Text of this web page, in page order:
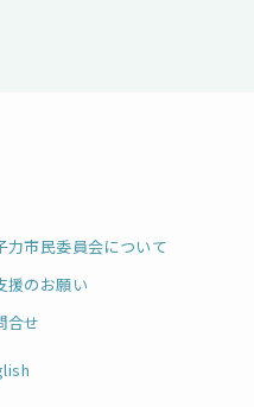
力市民委員会について
援のお願い
合せ